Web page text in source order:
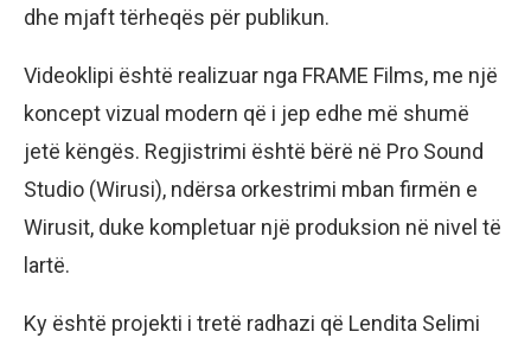
dhe mjaft tërheqës për publikun.
Videoklipi është realizuar nga FRAME Films, me një
koncept vizual modern që i jep edhe më shumë
jetë këngës. Regjistrimi është bërë në Pro Sound
Studio (Wirusi), ndërsa orkestrimi mban firmën e
Wirusit, duke kompletuar një produksion në nivel të
lartë.
Ky është projekti i tretë radhazi që Lendita Selimi